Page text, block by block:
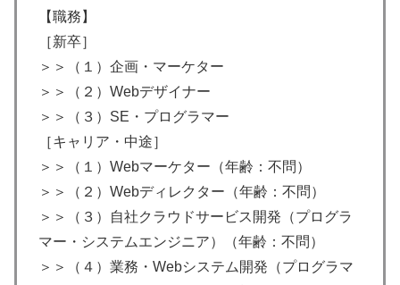
【職務】
［新卒］
＞＞（１）企画・マーケター
＞＞（２）Webデザイナー
＞＞（３）SE・プログラマー
［キャリア・中途］
＞＞（１）Webマーケター（年齢：不問）
＞＞（２）Webディレクター（年齢：不問）
＞＞（３）自社クラウドサービス開発（プログラ
マー・システムエンジニア）（年齢：不問）
＞＞（４）業務・Webシステム開発（プログラマ